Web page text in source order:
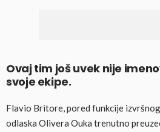
Ovaj tim još uvek nije
svoje ekipe.
Flavio Britore, pored funkcije
odlaska Olivera Ouka trenutno